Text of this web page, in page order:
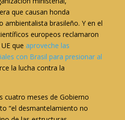
que causan honda
ambientalista brasileño. Y en el
europeos reclamaron
que aproveche las
con Brasil para presionar al
la lucha contra la
cuatro meses de Gobierno
“el desmantelamiento no